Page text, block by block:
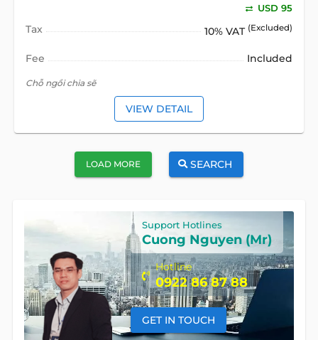
USD 95
Tax 10% VAT (Excluded)
Fee Included
Chỗ ngồi chia sẽ
VIEW DETAIL
LOAD MORE SEARCH
Support Hotlines
Cuong Nguyen (Mr)
Hotline
0922 86 87 88
GET IN TOUCH